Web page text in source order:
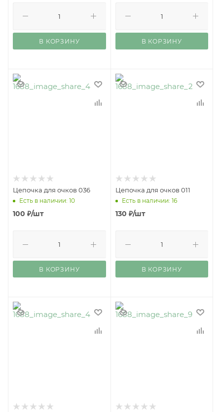
В КОРЗИНУ В КОРЗИНУ
Цепочка для очков 036
Есть в наличии: 10
100 ₽/шт
В КОРЗИНУ
Цепочка для очков 011
Есть в наличии: 16
130 ₽/шт
В КОРЗИНУ